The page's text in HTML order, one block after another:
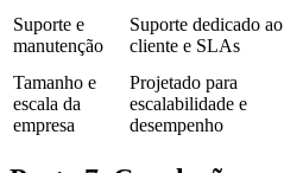
Suporte e
manutenção
Suporte dedicado ao
cliente e SLAs
Tamanho e
escala da
empresa
Projetado para
escalabilidade e
desempenho